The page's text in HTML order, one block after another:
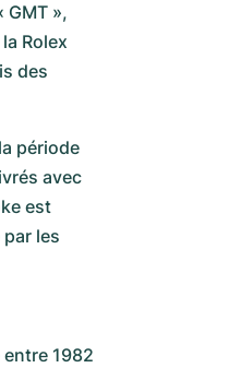
»,
Rolex
des
période
avec
est
les
1982